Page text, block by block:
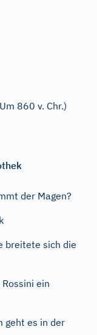
860 v. Chr.)
der Magen?
breitete sich die
ein
geht es in der